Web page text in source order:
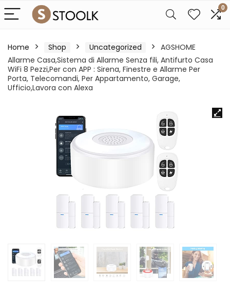
0
Home Shop Uncategorized
AGSHOME
Allarme Casa,Sistema di Allarme Senza fili, Antifurto Casa
WiFi 8 Pezzi,Per con APP : Sirena, Finestre e Allarme Per
Porta, Telecomandi, Per Appartamento, Garage,
Ufficio,Lavora con Alexa